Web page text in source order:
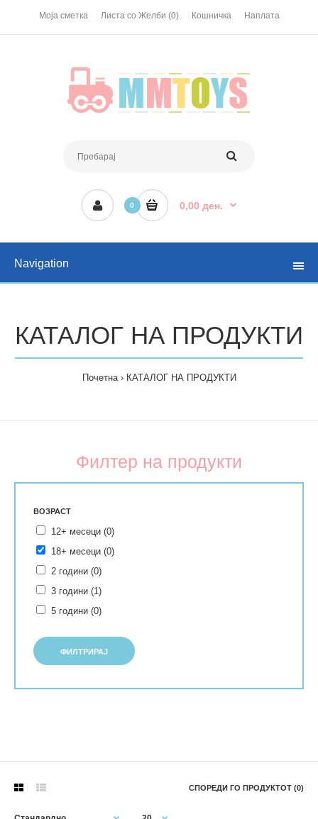
Моја сметка Листа со Желби (0) Кошничка Наплата
0 0,00 ден.
Navigation
КАТАЛОГ НА ПРОДУКТИ
Почетна КАТАЛОГ НА ПРОДУКТИ
Филтер на продукти
ВОЗРАСТ
12+ месеци (0)
18+ месеци (0)
2 години (0)
3 години (1)
5 години (0)
ФИЛТРИРАЈ
СПОРЕДИ ГО ПРОДУКТОТ (0)